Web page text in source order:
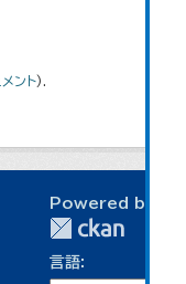
ント).
Powered by
言語